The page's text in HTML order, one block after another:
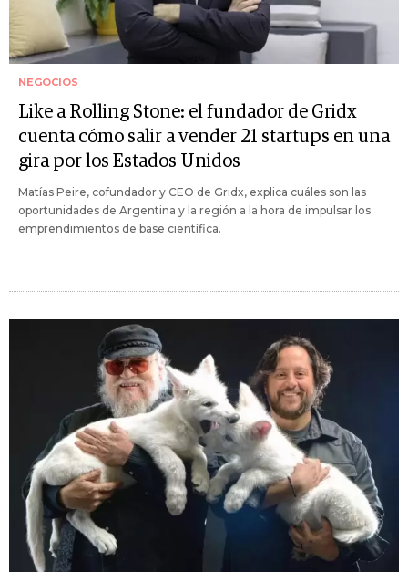
NEGOCIOS
Like a Rolling Stone: el fundador de Gridx
cuenta cómo salir a vender 21 startups en una
gira por los Estados Unidos
Matías Peire, cofundador y CEO de Gridx, explica cuáles son las
oportunidades de Argentina y la región a la hora de impulsar los
emprendimientos de base científica.